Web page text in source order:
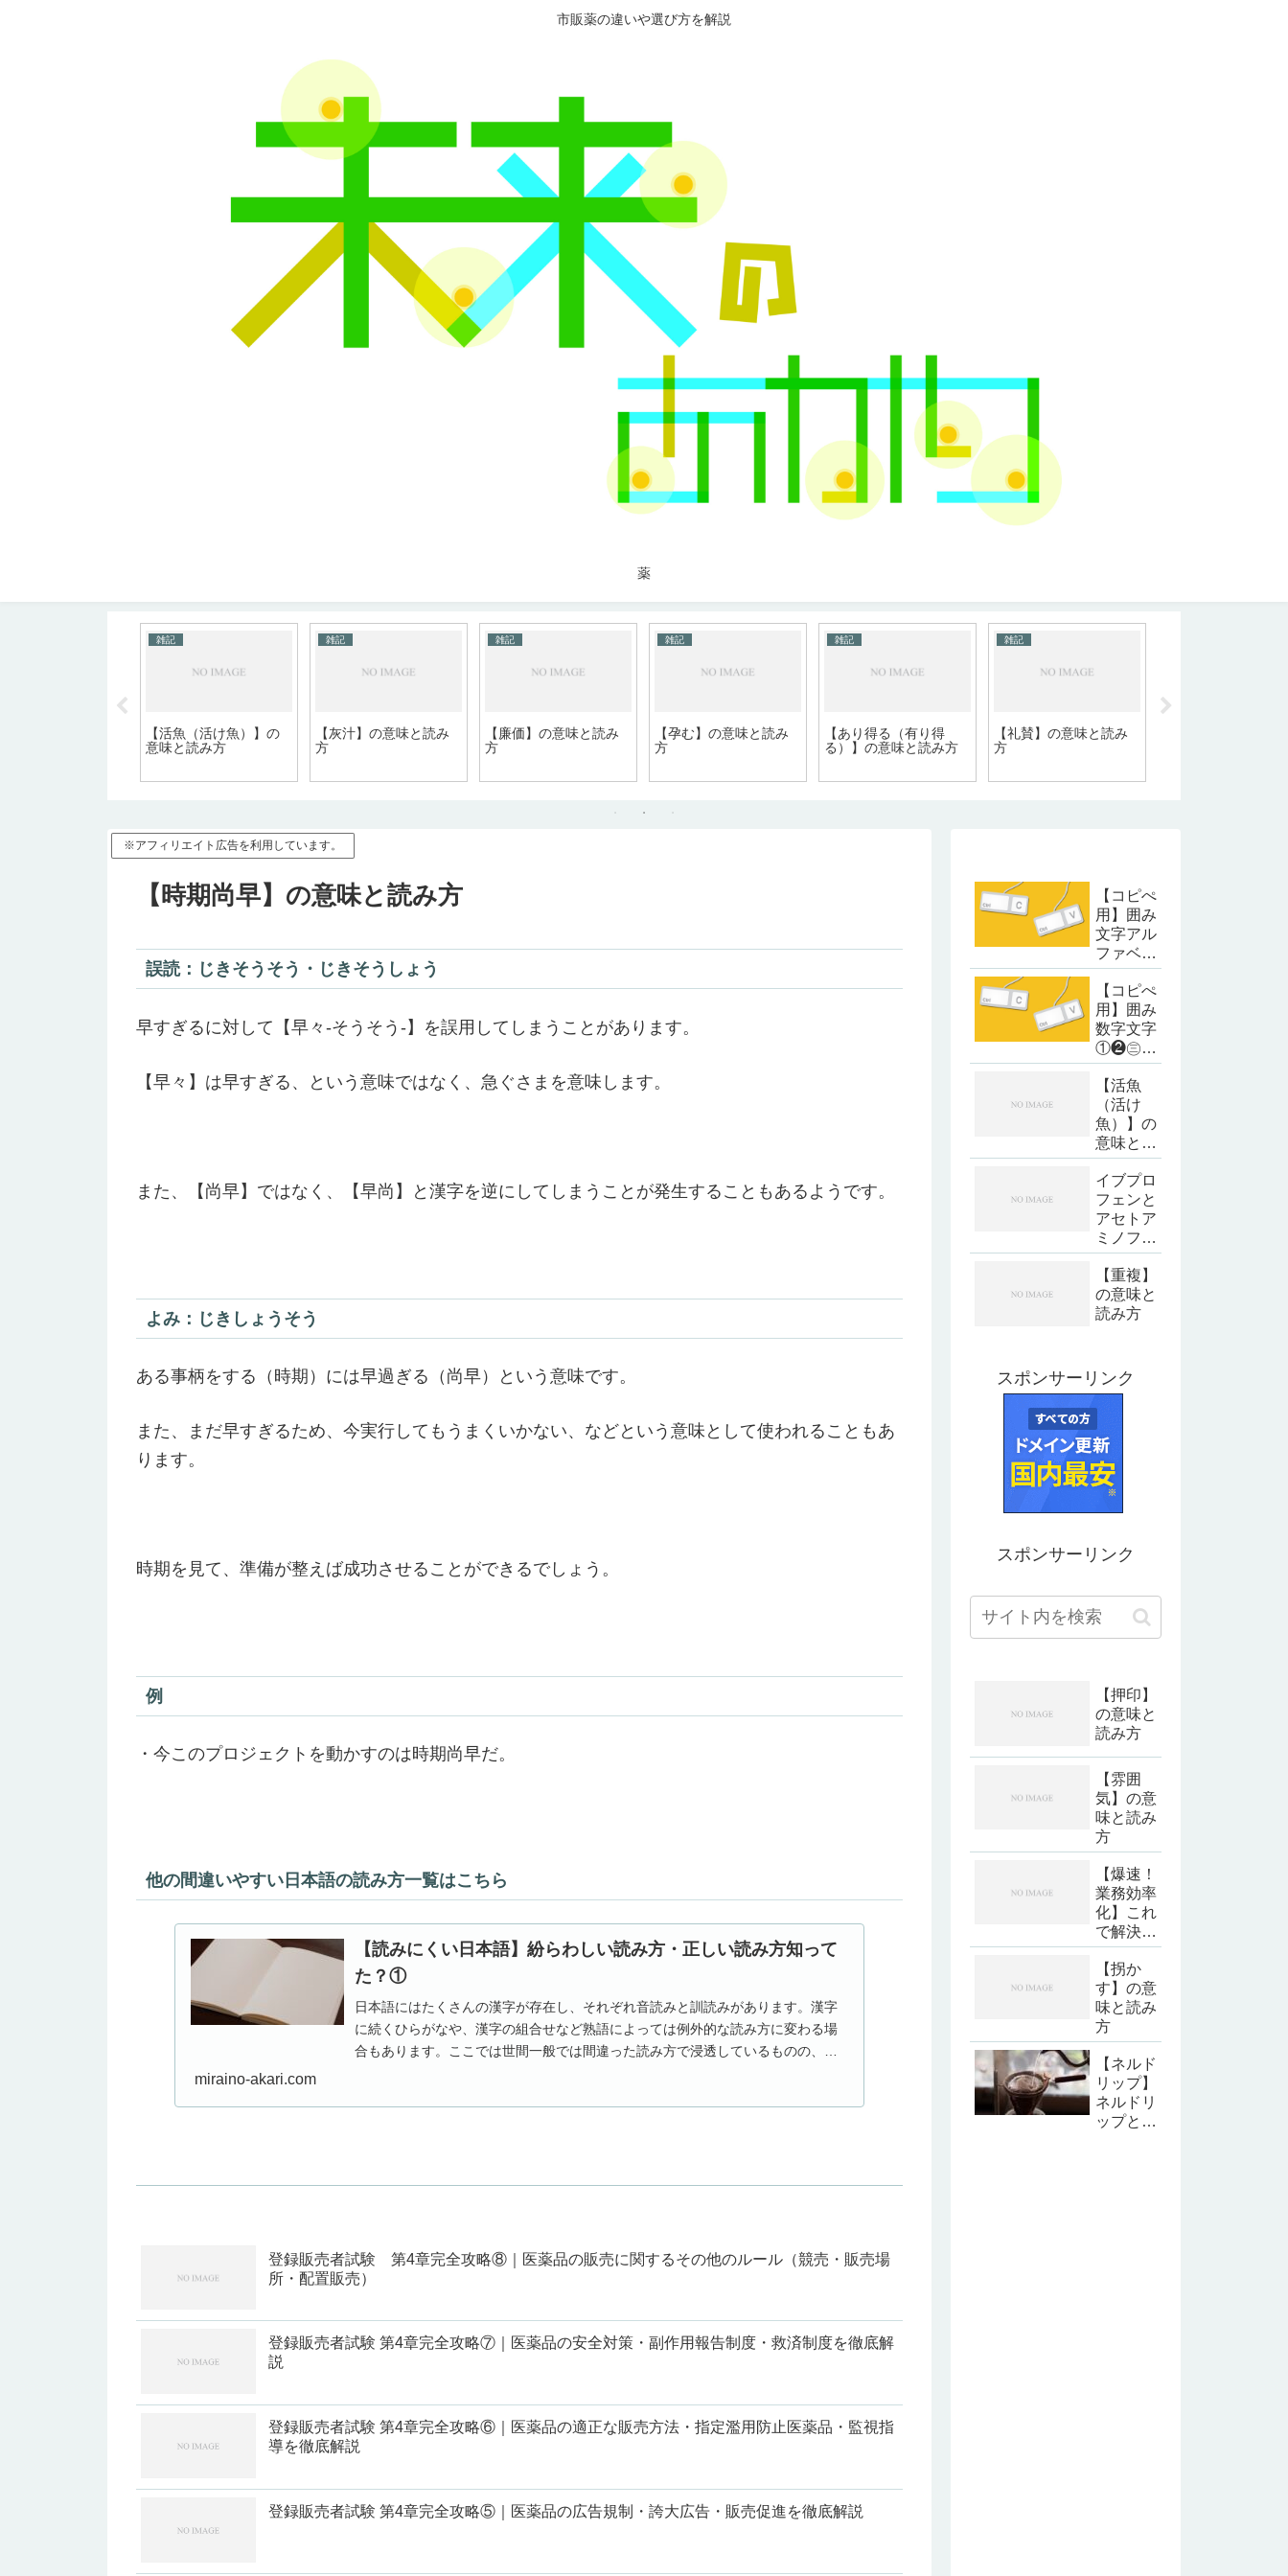
市販薬の違いや選び方を解説
薬
雑記
【活魚（活け魚）】の
意味と読み方
雑記
【灰汁】の意味と読み
方
雑記
【廉価】の意味と読み
方
雑記
【孕む】の意味と読み
方
雑記
【あり得る（有り得
る）】の意味と読み方
雑記
【礼賛】の意味と読み
方
※アフィリエイト広告を利用しています。
【時期尚早】の意味と読み方
誤読：じきそうそう・じきそうしょう
早すぎるに対して【早々-そうそう-】を誤用してしまうことがあります。
【早々】は早すぎる、という意味ではなく、急ぐさまを意味します。
また、【尚早】ではなく、【早尚】と漢字を逆にしてしまうことが発生することもあるようです。
よみ：じきしょうそう
ある事柄をする（時期）には早過ぎる（尚早）という意味です。
また、まだ早すぎるため、今実行してもうまくいかない、などという意味として使われることもあ
ります。
時期を見て、準備が整えば成功させることができるでしょう。
例
・今このプロジェクトを動かすのは時期尚早だ。
他の間違いやすい日本語の読み方一覧はこちら
【読みにくい日本語】紛らわしい読み方・正しい読み方知って
た？①
日本語にはたくさんの漢字が存在し、それぞれ音読みと訓読みがあります。漢字
に続くひらがなや、漢字の組合せなど熟語によっては例外的な読み方に変わる場
合もあります。ここでは世間一般では間違った読み方で浸透しているものの、本
miraino-akari.com
登録販売者試験 第4章完全攻略⑧｜医薬品の販売に関するその他のルール（競売・販売場
所・配置販売）
登録販売者試験 第4章完全攻略⑦｜医薬品の安全対策・副作用報告制度・救済制度を徹底解
説
登録販売者試験 第4章完全攻略⑥｜医薬品の適正な販売方法・指定濫用防止医薬品・監視指
導を徹底解説
登録販売者試験 第4章完全攻略⑤｜医薬品の広告規制・誇大広告・販売促進を徹底解説
【コピぺ
用】囲み
文字アル
ファベッ
ト・カタ
カナ
【コピぺ
用】囲み
数字文字
①❷㊂㈣
❺
【活魚
（活け
魚）】の
意味と読
み方
イブプロ
フェンと
アセトア
ミノフェ
ンの違い
とは？成
分や特徴
を解説
【重複】
の意味と
読み方
スポンサーリンク
スポンサーリンク
【押印】
の意味と
読み方
【雰囲
気】の意
味と読み
方
【爆速！
業務効率
化】これ
で解決！
明日から
Excel
Master（
エクセル
マスタ
ー）！①
【拐か
す】の意
味と読み
方
【ネルド
リップ】
ネルドリ
ップとは